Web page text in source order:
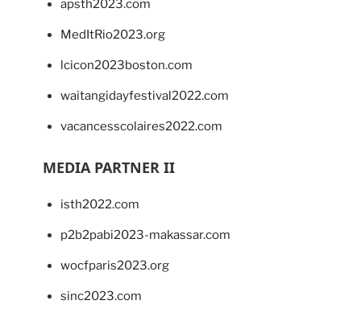
apsth2023.com
MedItRio2023.org
lcicon2023boston.com
waitangidayfestival2022.com
vacancesscolaires2022.com
MEDIA PARTNER II
isth2022.com
p2b2pabi2023-makassar.com
wocfparis2023.org
sinc2023.com